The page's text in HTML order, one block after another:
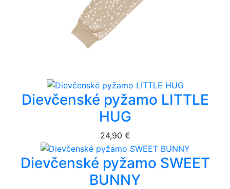
Dievčenské pyžamo LITTLE
HUG
24,90 €
Dievčenské pyžamo SWEET
BUNNY